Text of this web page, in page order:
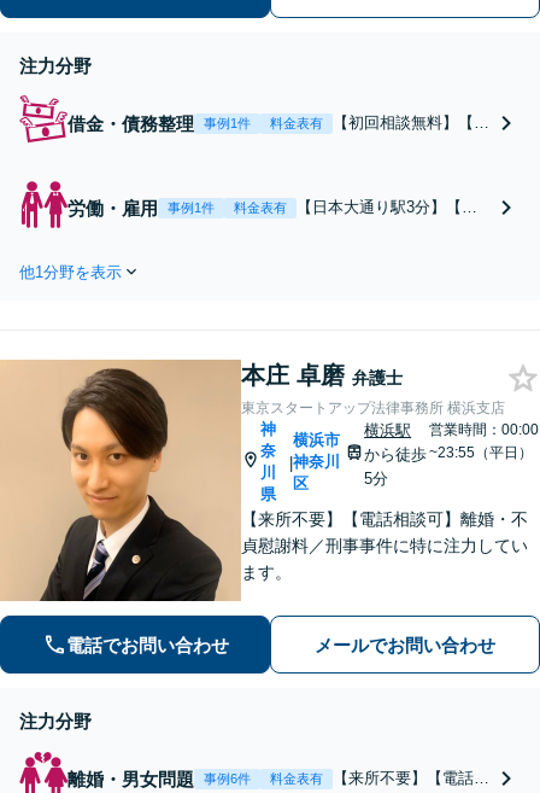
ださい。【休日・夜間面談可】【電話
注力分野
借金・債務整理 事例1件 料金表有
【初回相談無料】【分
件に特化。借金の取立
てを止めたい、破産を
に向けてサポートいた
します。
労働・雇用 事例1件 料金表有
【日本大通り駅3分】【初
トラブルの対応など、お早
な解決手段をご提案し、迅
速な解決に向けて丁寧にサ
ポートいたします。
他1分野を表示
本庄 卓磨 弁護士
東京スタートアップ法律事務所 横浜支店
神
奈
川
県
|
横浜市
神奈川
区
横浜駅
から徒歩
5分
営業時間：00:00
~23:55（平日）
【来所不要】【電話相談可】離婚・不
貞慰謝料／刑事事件に特に注力してい
ます。
電話でお問い合わせ メールでお問い合わせ
注力分野
離婚・男女問題 事例6件 料金表有
【来所不要】【電話相